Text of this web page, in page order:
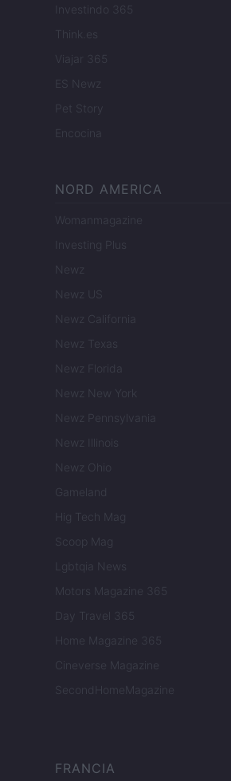
Investindo 365
Think.es
Viajar 365
ES Newz
Pet Story
Encocina
NORD AMERICA
Womanmagazine
Investing Plus
Newz
Newz US
Newz California
Newz Texas
Newz Florida
Newz New York
Newz Pennsylvania
Newz Illinois
Newz Ohio
Gameland
Hig Tech Mag
Scoop Mag
Lgbtqia News
Motors Magazine 365
Day Travel 365
Home Magazine 365
Cineverse Magazine
SecondHomeMagazine
FRANCIA